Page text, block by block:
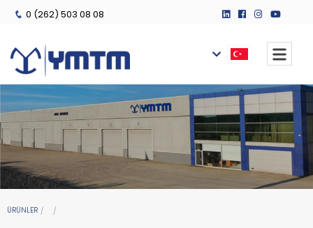
0 (262) 503 08 08
ÜRÜNLER